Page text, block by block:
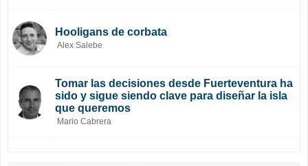
Hooligans de corbata
Alex Salebe
Tomar las decisiones desde Fuerteventura ha
sido y sigue siendo clave para diseñar la isla
que queremos
Mario Cabrera